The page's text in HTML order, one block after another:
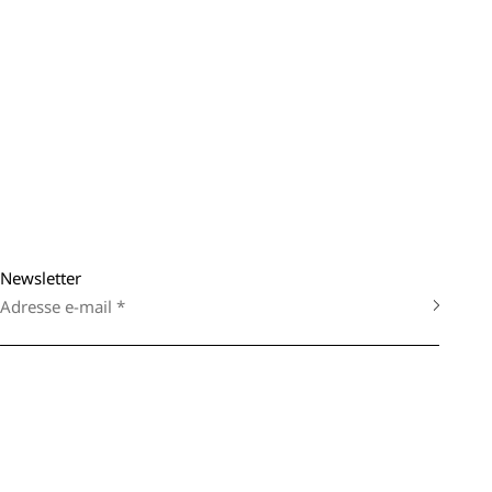
Newsletter